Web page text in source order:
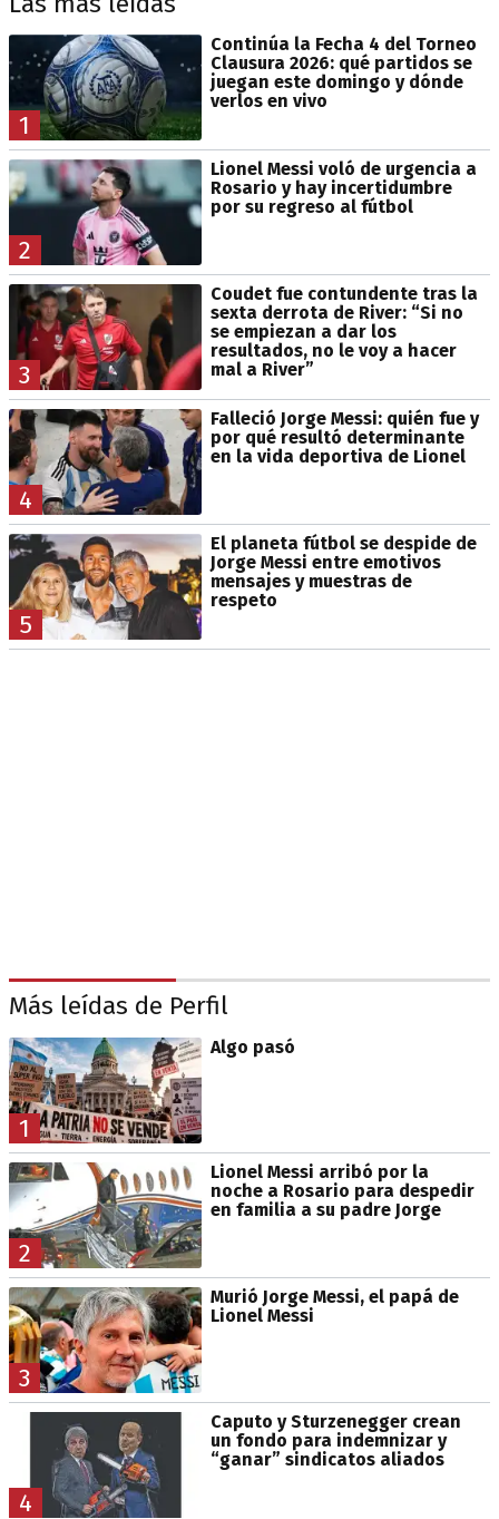
1
Continúa la Fecha 4 del Torneo
Clausura 2026: qué partidos se
juegan este domingo y dónde
verlos en vivo
2
Lionel Messi voló de urgencia a
Rosario y hay incertidumbre
por su regreso al fútbol
3
Coudet fue contundente tras la
sexta derrota de River: “Si no
se empiezan a dar los
resultados, no le voy a hacer
mal a River”
4
Falleció Jorge Messi: quién fue y
por qué resultó determinante
en la vida deportiva de Lionel
5
El planeta fútbol se despide de
Jorge Messi entre emotivos
mensajes y muestras de
respeto
Más leídas de Perfil
1
Algo pasó
2
Lionel Messi arribó por la
noche a Rosario para despedir
en familia a su padre Jorge
3
Murió Jorge Messi, el papá de
Lionel Messi
4
Caputo y Sturzenegger crean
un fondo para indemnizar y
“ganar” sindicatos aliados